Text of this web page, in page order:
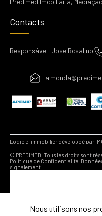
Contacts
Responsável: Jose Rosalino
Logiciel immobilier développé par
© PREDIMED. Tous les droits sont
Politique de Confidentialité.
signalement
Nous utilisons nos